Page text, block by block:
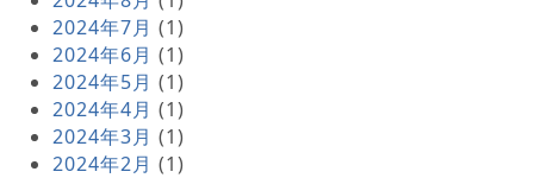
2024年7月 (1)
2024年6月 (1)
2024年5月 (1)
2024年4月 (1)
2024年3月 (1)
2024年2月 (1)